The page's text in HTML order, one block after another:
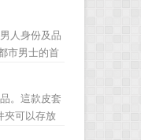
什麼呢?禮品
resistant
夠...
人身份及品
市男士的首
一款真皮皮
保養，也會
爲大家分享
。這款皮套
夾可以存放
以存放收據